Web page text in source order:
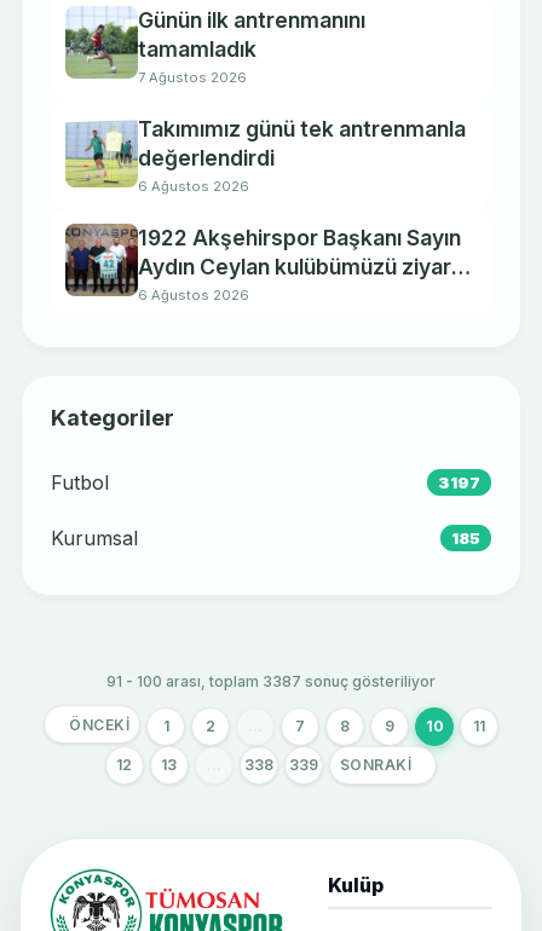
Günün ilk antrenmanını
tamamladık
7 Ağustos 2026
Takımımız günü tek antrenmanla
değerlendirdi
6 Ağustos 2026
1922 Akşehirspor Başkanı Sayın
Aydın Ceylan kulübümüzü ziyaret
etti.
6 Ağustos 2026
Kategoriler
Futbol 3197
Kurumsal 185
91 - 100 arası, toplam 3387 sonuç gösteriliyor
ÖNCEKI 1 2 7 8 9 10 11
12 13 338 339 SONRAKI
Kulüp